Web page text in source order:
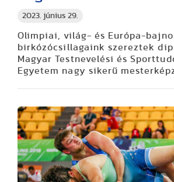
2023. június 29.
Olimpiai, világ- és Európa-
birkózócsillagaink szereztek
Magyar Testnevelési és
Egyetem nagy sikerű